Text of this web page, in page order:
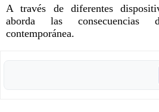
A través de diferentes
aborda las consecuencias
contemporánea.